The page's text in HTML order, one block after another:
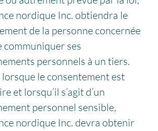
nordique Inc. obtiendra le
de la personne concernée
communiquer ses
personnels à un tiers.
lorsque le consentement est
et lorsqu’il s’agit d’un
personnel sensible,
nordique Inc. devra obtenir